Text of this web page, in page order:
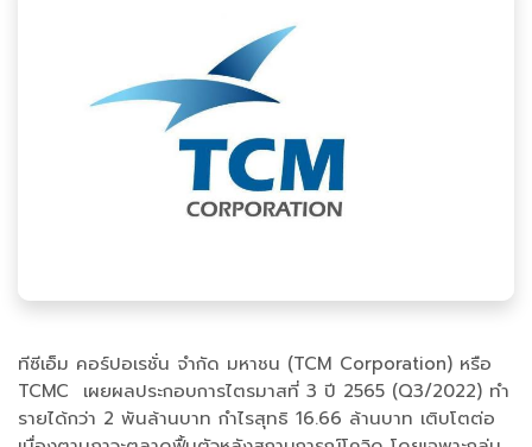
ทีซีเอ็ม คอร์ปอเรชั่น จำกัด มหาชน (TCM Corporation) หรือ
TCMC เผยผลประกอบการไตรมาสที่ 3 ปี 2565 (Q3/2022) ทำ
รายได้กว่า 2 พันล้านบาท กำไรสุทธิ 16.66 ล้านบาท เติบโตต่อ